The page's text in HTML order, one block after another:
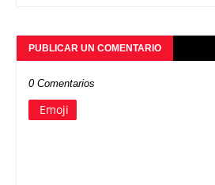
PUBLICAR UN COMENTARIO
0 Comentarios
Emoji